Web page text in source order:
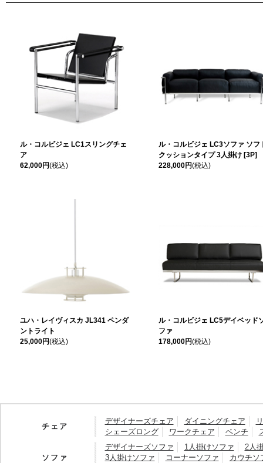
ル・コルビジェ LC1スリングチェ
ア
62,000円(税込)
ル・コルビジェ LC3ソファ ソフ
クッションタイプ 3人掛け [3P]
228,000円(税込)
ユハ・レイヴィスカ JL341 ペンダ
ントライト
25,000円(税込)
ル・コルビジェ LC5デイベッド
ファ
178,000円(税込)
チェア
デザイナーズチェア ダイニングチェア
シェーズロング
ワークチェア ベンチ
ソファ
デザイナーズソファ 1人掛けソファ
2人
3人掛けソファ
コーナーソファ カウチソ